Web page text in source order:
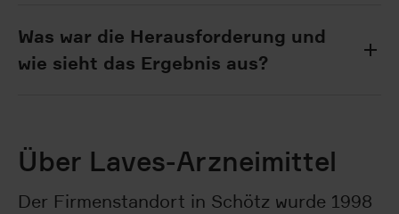
Was war die Herausforderung und
wie sieht das Ergebnis aus?
Über Laves-Arzneimittel
Der Firmenstandort in Schötz wurde 1998